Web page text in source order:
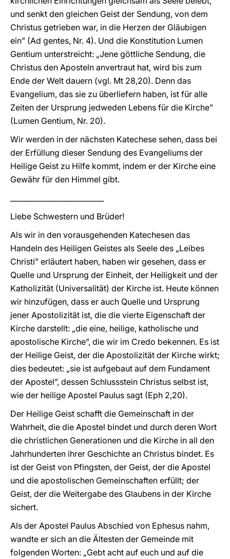
und senkt den gleichen Geist der Sendung, von dem
Christus getrieben war, in die Herzen der Gläubigen
ein” (Ad gentes, Nr. 4). Und die Konstitution Lumen
Gentium unterstreicht: „Jene göttliche Sendung, die
Christus den Aposteln anvertraut hat, wird bis zum
Ende der Welt dauern (vgl. Mt 28,20). Denn das
Evangelium, das sie zu überliefern haben, ist für alle
Zeiten der Ursprung jedweden Lebens für die Kirche”
(Lumen Gentium, Nr. 20).
Wir werden in der nächsten Katechese sehen, dass bei
der Erfüllung dieser Sendung des Evangeliums der
Heilige Geist zu Hilfe kommt, indem er der Kirche eine
Gewähr für den Himmel gibt.
Liebe Schwestern und Brüder!
Als wir in den vorausgehenden Katechesen das
Handeln des Heiligen Geistes als Seele des „Leibes
Christi” erläutert haben, haben wir gesehen, dass er
Quelle und Ursprung der Einheit, der Heiligkeit und der
Katholizität (Universalität) der Kirche ist. Heute können
wir hinzufügen, dass er auch Quelle und Ursprung
jener Apostolizität ist, die die vierte Eigenschaft der
Kirche darstellt: „die eine, heilige, katholische und
apostolische Kirche”, die wir im Credo bekennen. Es ist
der Heilige Geist, der die Apostolizität der Kirche wirkt;
dies bedeutet: „sie ist aufgebaut auf dem Fundament
der Apostel”, dessen Schlussstein Christus selbst ist,
wie der heilige Apostel Paulus sagt (Eph 2,20).
Der Heilige Geist schafft die Gemeinschaft in der
Wahrheit, die die Apostel bindet und durch deren Wort
die christlichen Generationen und die Kirche in all den
Jahrhunderten ihrer Geschichte an Christus bindet. Es
ist der Geist von Pfingsten, der Geist, der die Apostel
und die apostolischen Gemeinschaften erfüllt; der
Geist, der die Weitergabe des Glaubens in der Kirche
sichert.
Als der Apostel Paulus Abschied von Ephesus nahm,
wandte er sich an die Ältesten der Gemeinde mit
folgenden Worten: „Gebt acht auf euch und auf die